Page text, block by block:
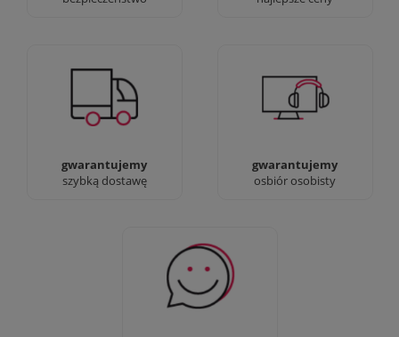
gwarantujemy
szybką dostawę
90% dostaw następnego
dnia, bez dopłat!
gwarantujemy
osbiór osobisty
Jesteśmy prawdziwi :)
możesz przyjść i
Sprawdź nasze 100%
zadowolenia Klientów